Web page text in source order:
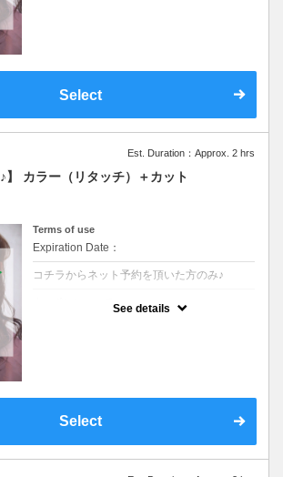
Select
Est. Duration：Approx. 2 hrs
】 カラー（リタッチ）＋カット
Terms of use
Expiration Date：
コチラからネット予約を頂いた方のみ♪
See details
Select